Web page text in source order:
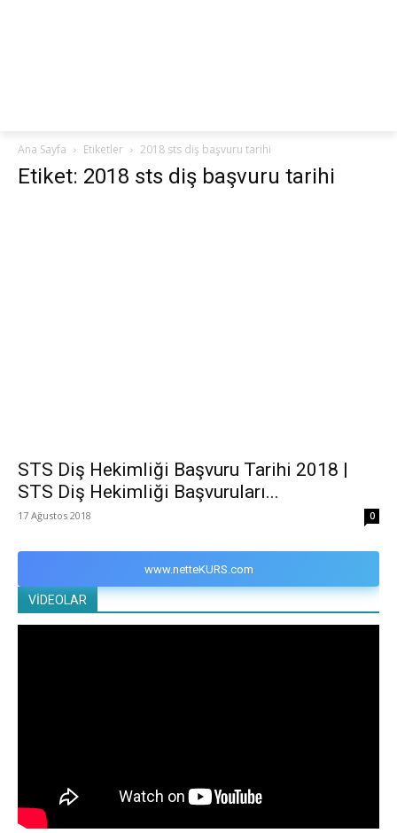
Ana Sayfa Etiketler 2018 sts diş başvuru tarihi
Etiket: 2018 sts diş başvuru tarihi
STS Diş Hekimliği Başvuru Tarihi 2018 |
STS Diş Hekimliği Başvuruları...
17 Ağustos 2018 0
www.netteKURS.com
VİDEOLAR